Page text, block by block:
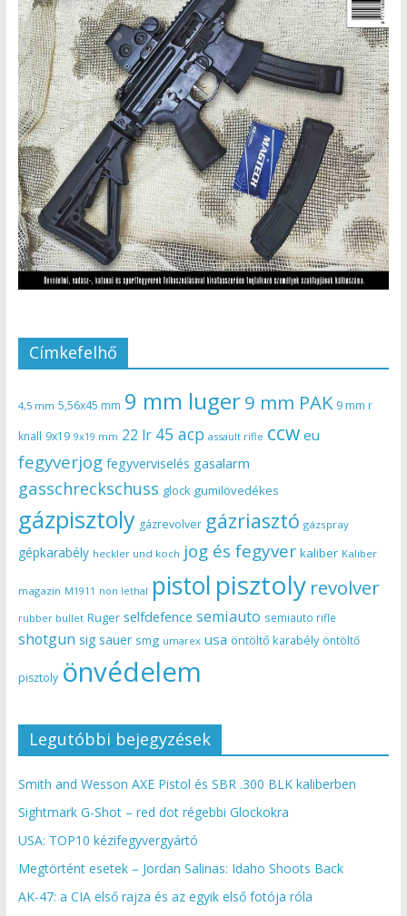
Címkefelhő
4,5 mm 5,56x45 mm 9 mm luger9 mm PAK 9 mm r
knall 9x19 9x19 mm 22 lr 45 acp assault rifle ccw eu
fegyverjog fegyverviselés gasalarm
gasschreckschuss glock gumilövedékes
gázpisztoly gázrevolver gázriasztó gázspray
gépkarabély heckler und koch jog és fegyver kaliber Kaliber
magazin M1911 non lethal pistol pisztoly revolver
rubber bullet Ruger selfdefence semiauto semiauto rifle
shotgun sig sauer smg umarex usa öntöltő karabély öntöltő
pisztoly önvédelem
Legutóbbi bejegyzések
Smith and Wesson AXE Pistol és SBR .300 BLK kaliberben
Sightmark G-Shot – red dot régebbi Glockokra
USA: TOP10 kézifegyvergyártó
Megtörtént esetek – Jordan Salinas: Idaho Shoots Back
AK-47: a CIA első rajza és az egyik első fotója róla